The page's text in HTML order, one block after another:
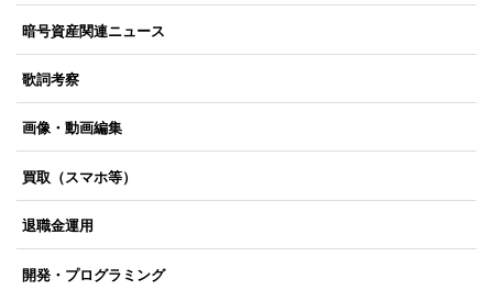
暗号資産関連ニュース
歌詞考察
画像・動画編集
買取（スマホ等）
退職金運用
開発・プログラミング